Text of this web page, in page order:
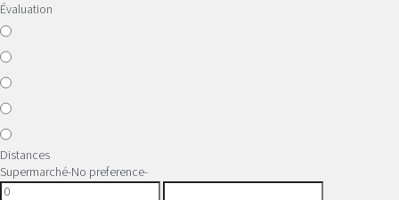
Évaluation
Distances
Supermarché-No preference-